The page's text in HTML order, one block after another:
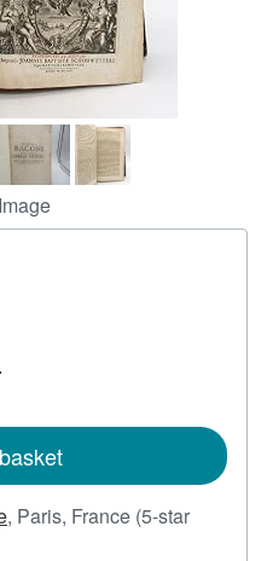
, Paris, France (5-star